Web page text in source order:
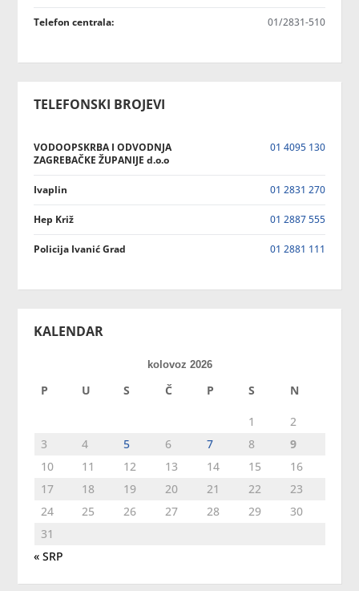
Telefon centrala: 01/2831-510
TELEFONSKI BROJEVI
VODOOPSKRBA I ODVODNJA
ZAGREBAČKE ŽUPANIJE d.o.o
01 4095 130
Ivaplin 01 2831 270
Hep Križ 01 2887 555
Policija Ivanić Grad 01 2881 111
KALENDAR
kolovoz 2026
P U S Č P S N
1
2
3
4 5 6 7 8
9
10
11 12 13 14 15
16
17
18 19 20 21 22
23
24
25 26 27 28 29
30
31
« SRP